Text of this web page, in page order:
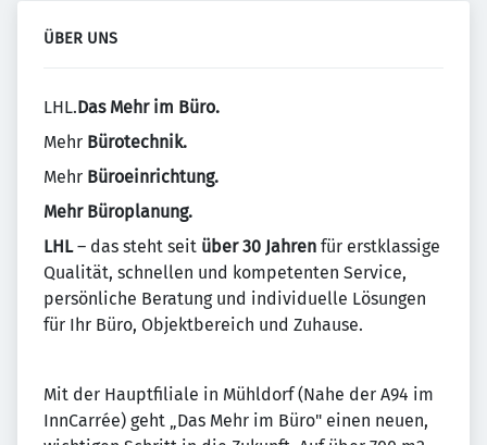
ÜBER UNS
LHL.Das Mehr im Büro.
Mehr Bürotechnik.
Mehr Büroeinrichtung.
Mehr Büroplanung.
LHL– das steht seit über 30 Jahren für erstklassige
Qualität, schnellen und kompetenten Service,
persönliche Beratung und individuelle Lösungen
für Ihr Büro, Objektbereich und Zuhause.
Mit der Hauptfiliale in Mühldorf (Nahe der A94 im
InnCarrée) geht „Das Mehr im Büro" einen neuen,